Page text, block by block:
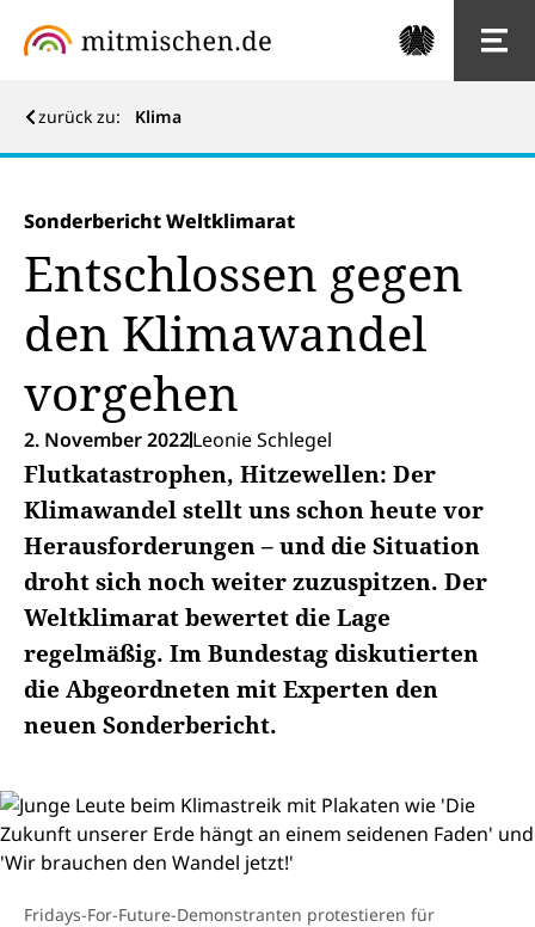
zurück zu: Klima
Sonderbericht Weltklimarat
Entschlossen gegen
den Klimawandel
vorgehen
2. November 2022Leonie Schlegel
Flutkatastrophen, Hitzewellen: Der
Klimawandel stellt uns schon heute vor
Herausforderungen – und die Situation
droht sich noch weiter zuzuspitzen. Der
Weltklimarat bewertet die Lage
regelmäßig. Im Bundestag diskutierten
die Abgeordneten mit Experten den
neuen Sonderbericht.
Fridays-For-Future-Demonstranten protestieren für